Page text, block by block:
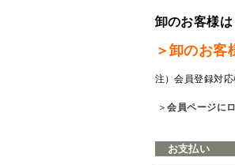
卸のお客様
＞卸のお客
注）会員登録対
＞会員ページに
お支払い